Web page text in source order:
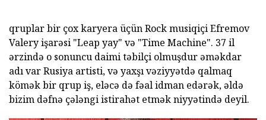
qruplar bir çox karyera üçün Rock musiqiçi Efremov
Valery işarəsi "Leap yay" və "Time Machine". 37 il
ərzində o sonuncu daimi təbilçi olmuşdur əməkdar
adı var Rusiya artisti, və yaxşı vəziyyətdə qalmaq
kömək bir qrup iş, eləcə də fəal idman edərək, əldə
bizim dəfnə çələngi istirahət etmək niyyətində deyil.